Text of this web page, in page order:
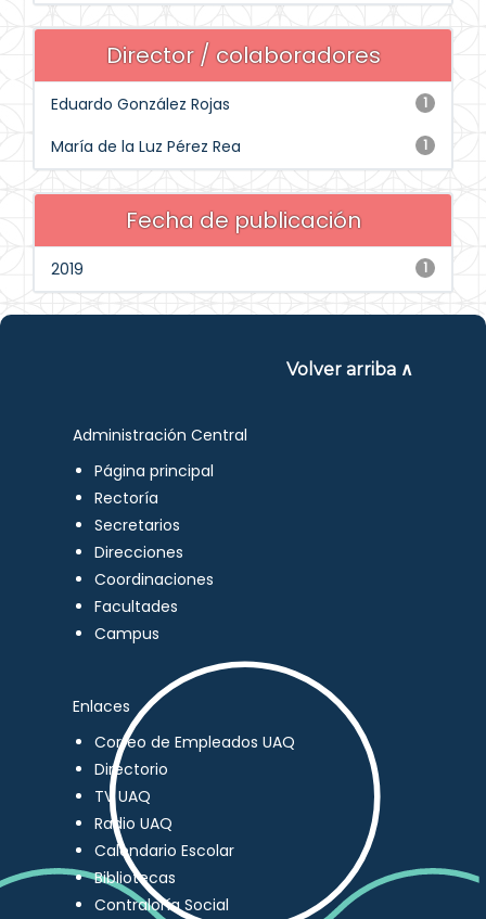
Director / colaboradores
1
Eduardo González Rojas
1
María de la Luz Pérez Rea
Fecha de publicación
1
2019
Volver arriba ∧
Administración Central
Página principal
Rectoría
Secretarios
Direcciones
Coordinaciones
Facultades
Campus
Enlaces
Correo de Empleados UAQ
Directorio
TV UAQ
Radio UAQ
Calendario Escolar
Bibliotecas
Contraloría Social